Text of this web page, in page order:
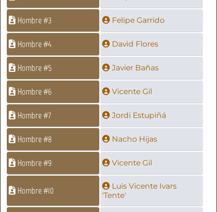
Hombre #3 Felipe Garrido
Hombre #4 David Flores
Hombre #5 Javier Bañas
Hombre #6 Vicente Gil
Hombre #7 Jordi Estupiñá
Hombre #8 Nacho Hijas
Hombre #9 Vicente Gil
Hombre #10
Luis Vicente Ivars
'Tente'